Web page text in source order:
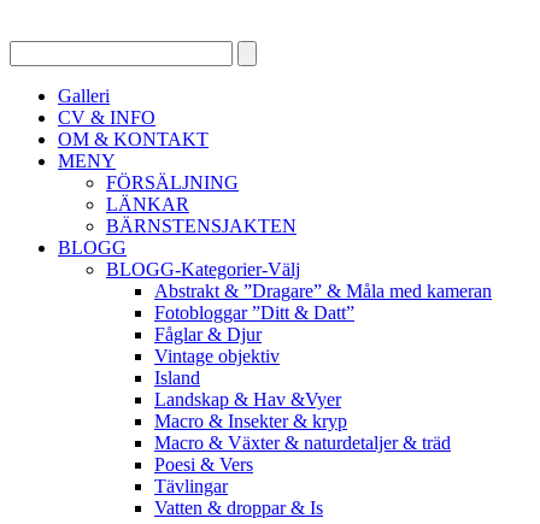
Galleri
CV & INFO
OM & KONTAKT
MENY
FÖRSÄLJNING
LÄNKAR
BÄRNSTENSJAKTEN
BLOGG
BLOGG-Kategorier-Välj
Abstrakt & ”Dragare” & Måla med kameran
Fotobloggar ”Ditt & Datt”
Fåglar & Djur
Vintage objektiv
Island
Landskap & Hav &Vyer
Macro & Insekter & kryp
Macro & Växter & naturdetaljer & träd
Poesi & Vers
Tävlingar
Vatten & droppar & Is